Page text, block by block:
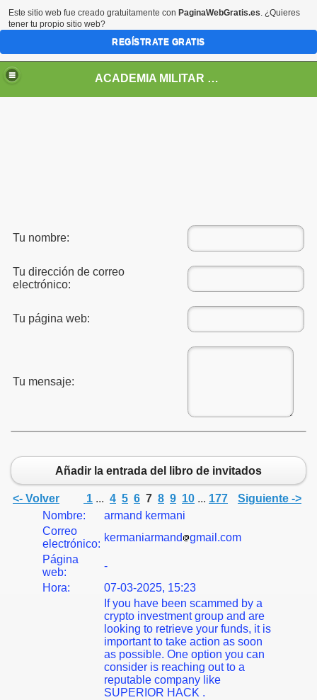
ACADEMIA MILITAR DE HONDURAS GENERAL FRANCISCO MORAZAN
Tu nombre:
Tu dirección de correo
electrónico:
Tu página web:
Tu mensaje:
Añadir la entrada del libro de invitados
<- Volver 1 ... 4 5 6 7 8 9 10 ... 177
Siguiente ->
Nombre:
armand kermani
Correo
electrónico:
kermaniarmand
gmail.com
Página
web:
-
Hora:
07-03-2025, 15:23
If you have been scammed by a
crypto investment group and are
looking to retrieve your funds, it is
important to take action as soon
as possible. One option you can
consider is reaching out to a
reputable company like
SUPERIOR HACK .
Este sitio web fue creado gratuitamente con PaginaWebGratis.es. ¿Quieres
tener tu propio sitio web?
REGÍSTRATE GRATIS